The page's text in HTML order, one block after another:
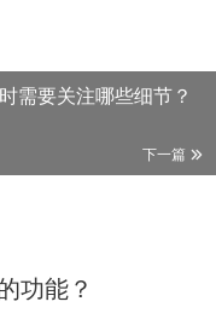
需要关注哪些细节？
下一篇
功能？